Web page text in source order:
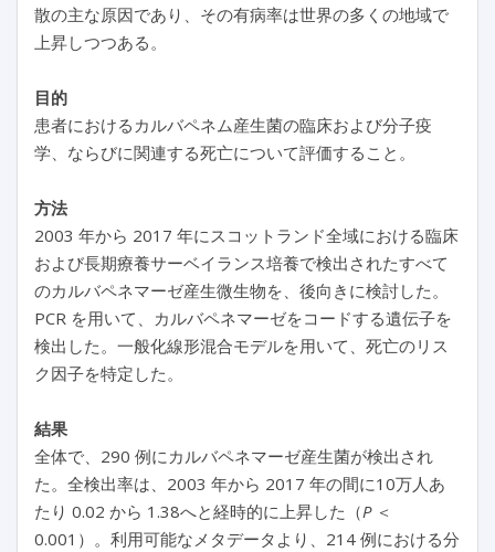
散の主な原因であり、その有病率は世界の多くの地域で
上昇しつつある。
目的
患者におけるカルバペネム産生菌の臨床および分子疫
学、ならびに関連する死亡について評価すること。
方法
2003 年から 2017 年にスコットランド全域における臨床
および長期療養サーベイランス培養で検出されたすべて
のカルバペネマーゼ産生微生物を、後向きに検討した。
PCR を用いて、カルバペネマーゼをコードする遺伝子を
検出した。一般化線形混合モデルを用いて、死亡のリス
ク因子を特定した。
結果
全体で、290 例にカルバペネマーゼ産生菌が検出され
た。全検出率は、2003 年から 2017 年の間に10万人あ
たり 0.02 から 1.38へと経時的に上昇した（P＜
0.001）。利用可能なメタデータより、214 例における分